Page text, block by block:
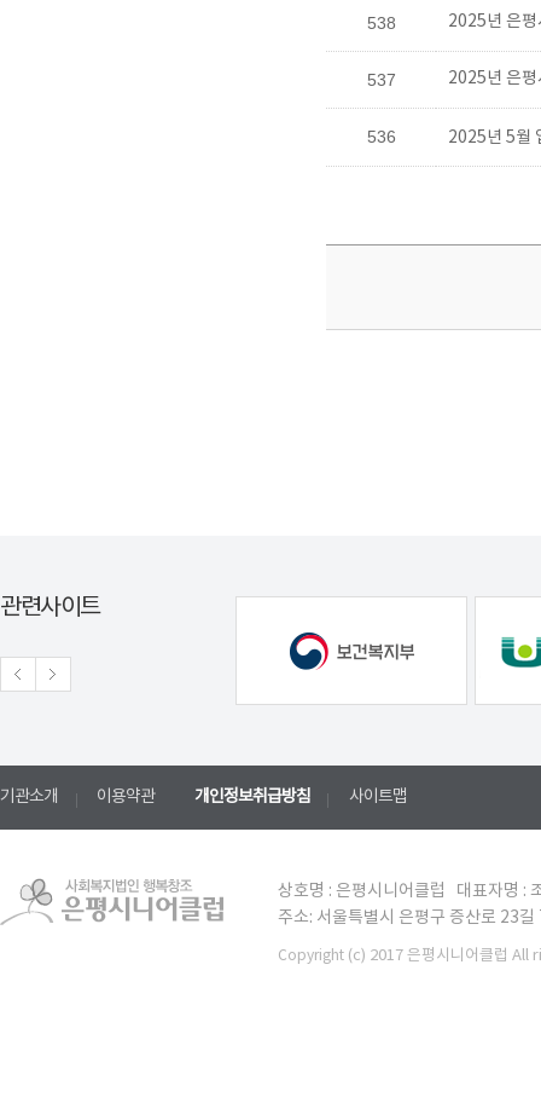
538 2025년 은평
537 2025년 은평
536 2025년 5월
관련사이트
기관소개 이용약관 개인정보취급방침 사이트맵
상호명 : 은평시니어클럽 대표자명
주소: 서울특별시 은평구 증산로
Copyright (c) 2017 은평시니어클럽